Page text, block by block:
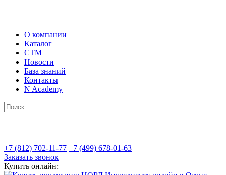
О компании
Каталог
СТМ
Новости
База знаний
Контакты
N Academy
+7 (812) 702-11-77 +7 (499) 678-01-63
Заказать звонок
Купить онлайн: